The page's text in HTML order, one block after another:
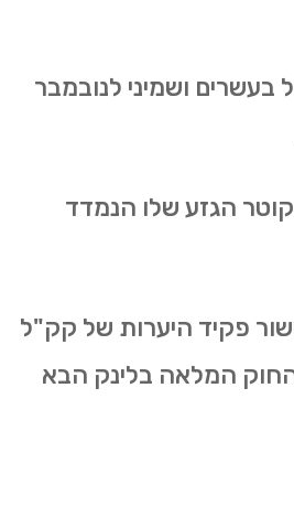
בעשרים ושמיני לנובמבר
בוגר מוגן ככל עץ מזן מוגן או כל עץ שגובהו עולה על 200 ס"מ וקוטר הגזע שלו הנמדד
פקיד היערות של קק"ל
המלאה בלינק הבא